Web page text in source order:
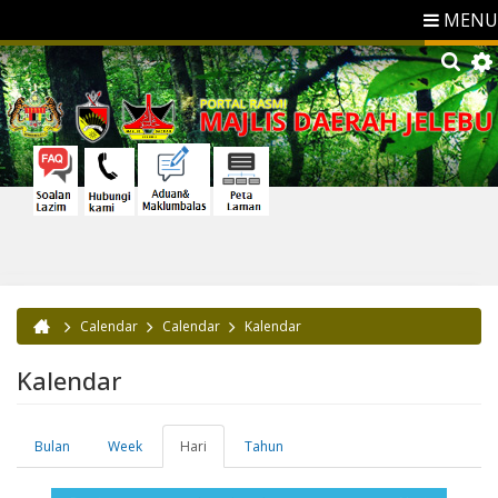
MENU
Anda di sini
Calendar Calendar Kalendar
Kalendar
Tab-tab utama
Bulan Week Hari
aktif)
Tahun